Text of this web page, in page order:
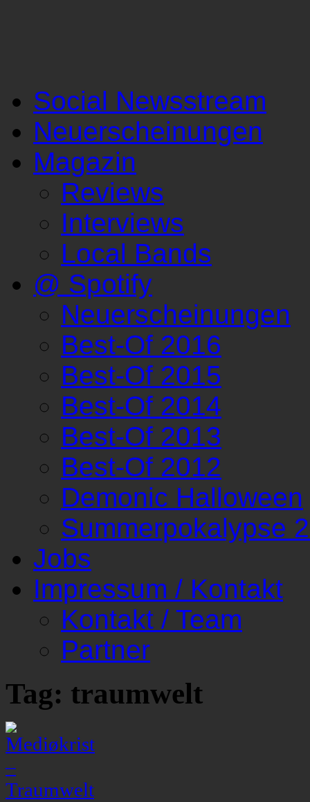
Social Newsstream
Neuerscheinungen
Magazin
Reviews
Interviews
Local Bands
@ Spotify
Neuerscheinungen
Best-Of 2016
Best-Of 2015
Best-Of 2014
Best-Of 2013
Best-Of 2012
Demonic Halloween
Summerpokalypse
Jobs
Impressum / Kontakt
Kontakt / Team
Partner
Tag: traumwelt